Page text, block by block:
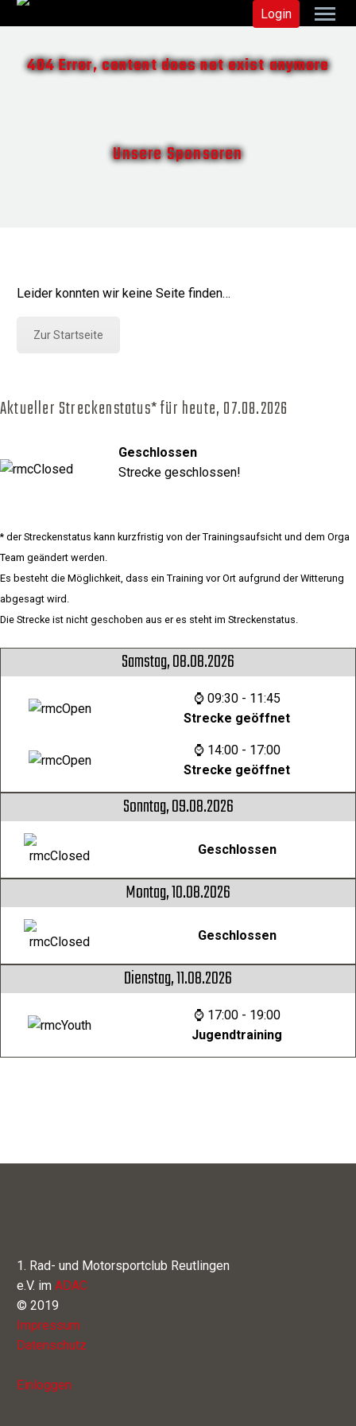
Login
404 Error, content does not exist anymore
Unsere Sponsoren
Leider konnten wir keine Seite finden…
Zur Startseite
Aktueller Streckenstatus* für heute, 07.08.2026
Geschlossen
Strecke geschlossen!
* der Streckenstatus kann kurzfristig von der Trainingsaufsicht und dem Orga
Team geändert werden.
Es besteht die Möglichkeit, dass ein Training vor Ort aufgrund der Witterung
abgesagt wird.
Die Strecke ist nicht geschoben aus er es steht im Streckenstatus.
Samstag, 08.08.2026
⌚ 09:30 - 11:45
Strecke geöffnet
⌚ 14:00 - 17:00
Strecke geöffnet
Sonntag, 09.08.2026
Geschlossen
Montag, 10.08.2026
Geschlossen
Dienstag, 11.08.2026
⌚ 17:00 - 19:00
Jugendtraining
1. Rad- und Motorsportclub Reutlingen
e.V. im ADAC
© 2019
Impressum
Datenschutz
Einloggen